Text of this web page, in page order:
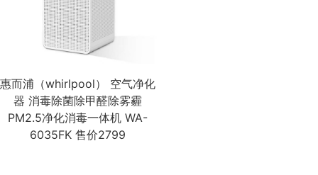
惠而浦（whirlpool） 空气净化
器 消毒除菌除甲醛除雾霾
PM2.5净化消毒一体机 WA-
6035FK 售价2799